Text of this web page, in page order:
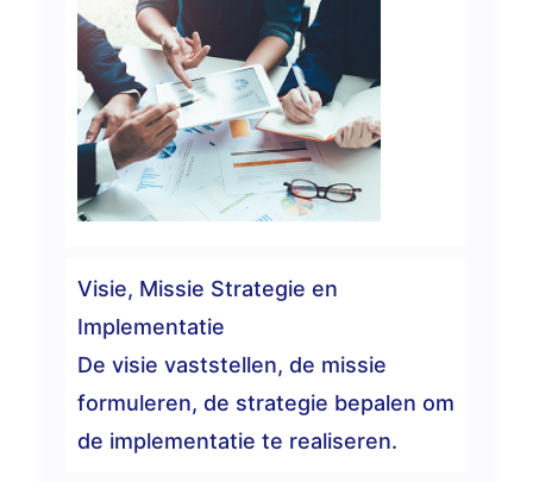
Visie, Missie Strategie en
Implementatie
De visie vaststellen, de missie
formuleren, de strategie bepalen om
de implementatie te realiseren.